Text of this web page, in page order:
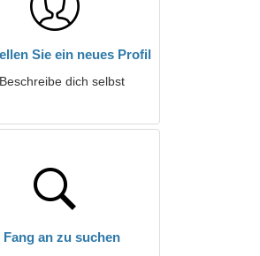
Sie ein neues Profil
Beschreibe dich selbst
Fang an zu suchen